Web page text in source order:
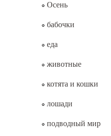
Осень
бабочки
еда
животные
котята и кошки
лошади
подводный мир